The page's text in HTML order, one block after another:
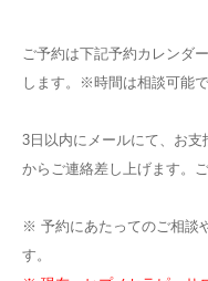
ご予約は下記予約カレンダ
します。※時間は相談可能で
3日以内にメールにて、お
からご連絡差し上げます。
※ 予約にあたってのご相談
す。
料金
ご予約
お客様の声